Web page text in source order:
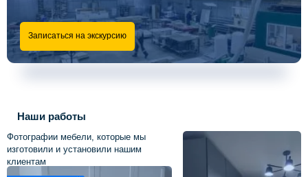
Записаться на экскурсию
Наши работы
Фотографии мебели, которые мы
изготовили и установили нашим
клиентам